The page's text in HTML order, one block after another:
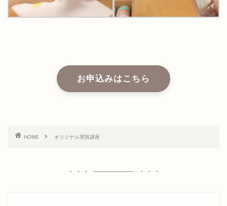
お申込みはこちら
HOME オリジナル実技講座